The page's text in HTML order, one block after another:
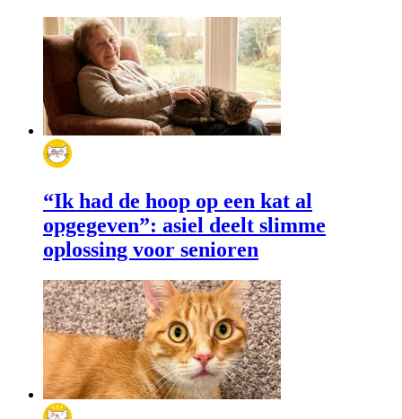
“Ik had de hoop op een kat al
opgegeven”: asiel deelt slimme
oplossing voor senioren